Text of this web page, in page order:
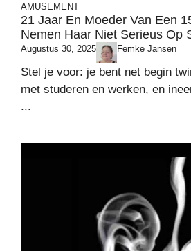
AMUSEMENT
21 Jaar En Moeder Van Een
Nemen Haar Niet Serieus Op
Augustus 30, 2025 Femke Jansen
Stel je voor: je bent net begin
met studeren en werken, en
...